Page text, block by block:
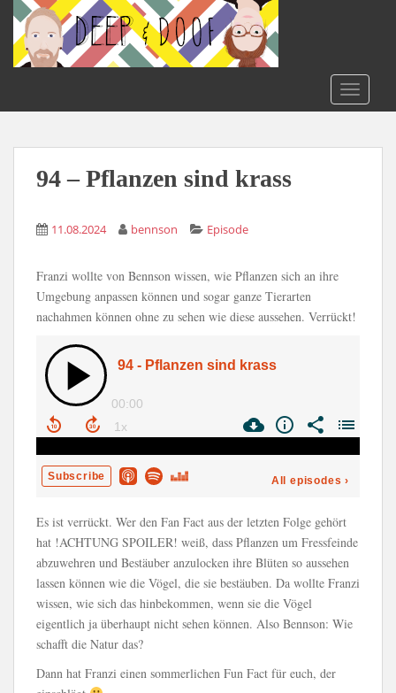
o
94 – Pflanzen sind krass
11.08.2024 bennson Episode
Franzi wollte von Bennson wissen, wie Pflanzen sich an ihre
Umgebung anpassen können und sogar ganze Tierarten
nachahmen können ohne zu sehen wie diese aussehen. Verrückt!
Es ist verrückt. Wer den Fan Fact aus der letzten Folge gehört
hat !ACHTUNG SPOILER! weiß, dass Pflanzen um Fressfeinde
abzuwehren und Bestäuber anzulocken ihre Blüten so aussehen
lassen können wie die Vögel, die sie bestäuben. Da wollte Franzi
wissen, wie sich das hinbekommen, wenn sie die Vögel
eigentlich ja überhaupt nicht sehen können. Also Bennson: Wie
schafft die Natur das?
Dann hat Franzi einen sommerlichen Fun Fact für euch, der